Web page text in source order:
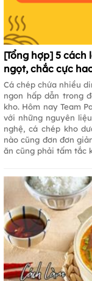
[Tổng hợp] 5 cách
ngọt, chắc cực
Cá chép chứa nhiều
ngon hấp dẫn trong
kho. Hôm nay Team
với những nguyên
nghệ, cá chép kho
nào cũng đơn đơn
ăn cũng phải tấm tắc